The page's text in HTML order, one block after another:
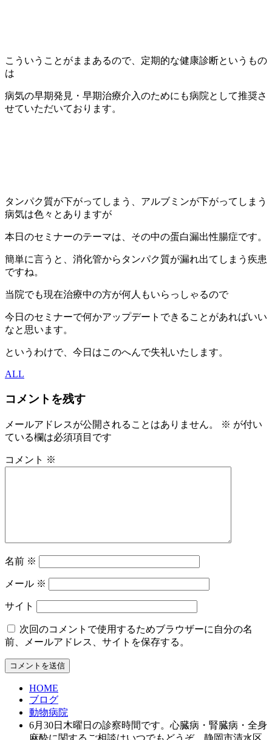
こういうことがままあるので、定期的な健康診断というもの
は
病気の早期発見・早期治療介入のためにも病院として推奨さ
せていただいております。
タンパク質が下がってしまう、アルブミンが下がってしまう
病気は色々とありますが
本日のセミナーのテーマは、その中の蛋白漏出性腸症です。
簡単に言うと、消化管からタンパク質が漏れ出てしまう疾患
ですね。
当院でも現在治療中の方が何人もいらっしゃるので
今日のセミナーで何かアップデートできることがあればいい
なと思います。
というわけで、今日はこのへんで失礼いたします。
ALL
コメントを残す
メールアドレスが公開されることはありません。 ※ が付い
ている欄は必須項目です
コメント ※
名前 ※
メール ※
サイト
次回のコメントで使用するためブラウザーに自分の名
前、メールアドレス、サイトを保存する。
HOME
ブログ
動物病院
6月30日木曜日の診察時間です。心臓病・腎臓病・全身
麻酔に関するご相談はいつでもどうぞ。静岡市清水区